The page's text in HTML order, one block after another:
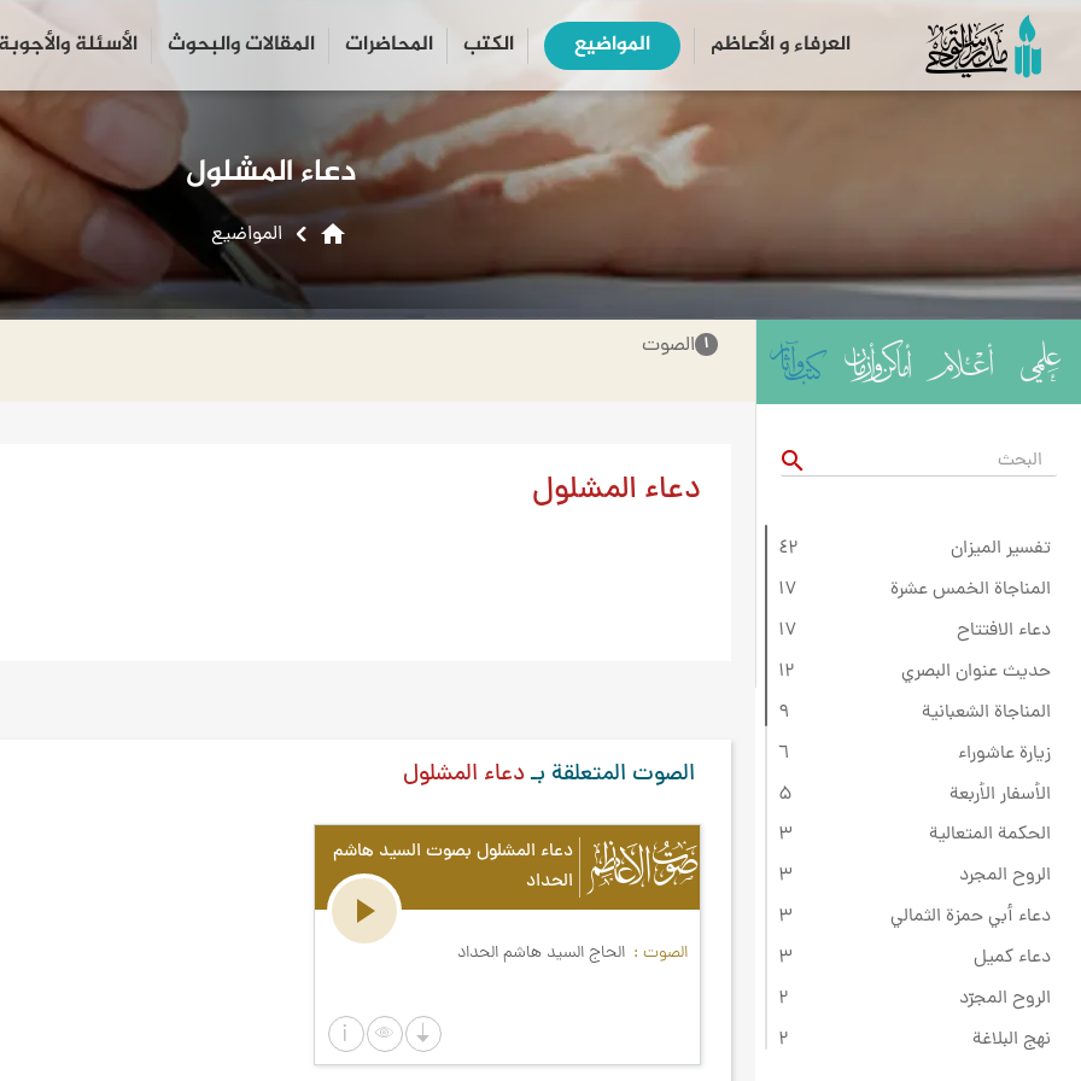
العرفاء و الأعاظم المواضیع الكتب المحاضرات المقالات والبحوث الأسئلة والأجوبة search
close
دعاء المشلول
home المواضیع
search
تفسير الميزان
٤۲
المناجاة الخمس عشرة
۱۷
دعاء الافتتاح
۱۷
حديث عنوان البصري
۱۲
المناجاة الشعبانية
٩
زيارة عاشوراء
٦
الأسفار الأربعة
۵
الحكمة المتعالية
۳
الروح المجرد
۳
دعاء أبي حمزة الثمالي
۳
دعاء كميل
۳
الروح المجرّد
۲
نهج البلاغة
۲
۱ الصوت
دعاء المشلول
الصوت المتعلقة بـدعاء المشلول
دعاء المشلول بصوت السيد هاشم
الحداد
الصوت الحاج السيد هاشم الحداد